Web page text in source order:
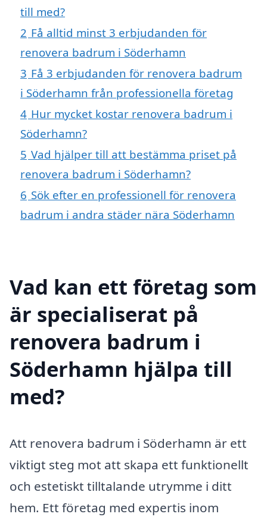
till med?
2 Få alltid minst 3 erbjudanden för
renovera badrum i Söderhamn
3 Få 3 erbjudanden för renovera badrum
i Söderhamn från professionella företag
4 Hur mycket kostar renovera badrum i
Söderhamn?
5 Vad hjälper till att bestämma priset på
renovera badrum i Söderhamn?
6 Sök efter en professionell för renovera
badrum i andra städer nära Söderhamn
Vad kan ett företag som
är specialiserat på
renovera badrum i
Söderhamn hjälpa till
med?
Att renovera badrum i Söderhamn är ett
viktigt steg mot att skapa ett funktionellt
och estetiskt tilltalande utrymme i ditt
hem. Ett företag med expertis inom